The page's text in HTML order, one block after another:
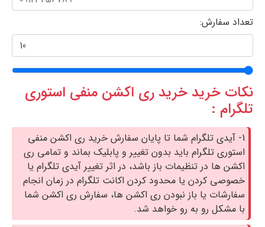
تعداد سفارش:
نکات خرید خرید ری اکشن منفی استوری
تلگرام :
1- آیدی تلگرام شما تا پایان سفارش خرید ری اکشن منفی
استوری تلگرام باید بدون تغییر و پابلیک بماند و تمامی ری
اکشن ها در تنظیمات باز باشد، در اثر تغییر آیدی تلگرام یا
خصوصی کردن یا محدود کردن اکانت تلگرام در زمان انجام
سفارشات یا باز نبودن ری اکشن ها، سفارش ری اکشن شما
با مشکل رو به رو خواهد شد.